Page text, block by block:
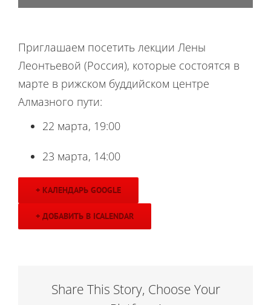
Приглашаем посетить лекции Лены
Леонтьевой (Россия), которые состоятся в
марте в рижском буддийском центре
Алмазного пути:
22 марта, 19:00
23 марта, 14:00
+ КАЛЕНДАРЬ GOOGLE
+ ДОБАВИТЬ В ICALENDAR
Share This Story, Choose Your